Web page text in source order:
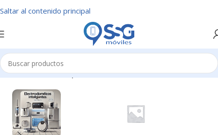
Saltar al contenido principal
Inicio/Productos etiquetados “Multitarea fluida”